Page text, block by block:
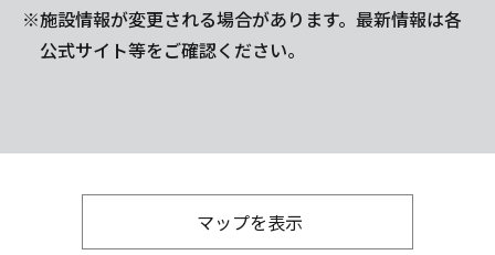
※施設情報が変更される場合があります。最新情報は各
公式サイト等をご確認ください。
マップを表示